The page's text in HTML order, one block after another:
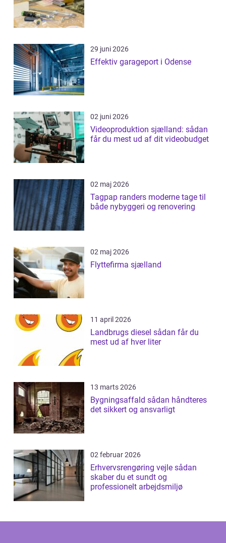
29 juni 2026
Effektiv garageport i Odense
02 juni 2026
Videoproduktion sjælland: sådan
får du mest ud af dit videobudget
02 maj 2026
Tagpap randers moderne tage til
både nybyggeri og renovering
02 maj 2026
Flyttefirma sjælland
11 april 2026
Landbrugs diesel sådan får du
mest ud af hver liter
13 marts 2026
Bygningsaffald sådan håndteres
det sikkert og ansvarligt
02 februar 2026
Erhvervsrengøring vejle sådan
skaber du et sundt og
professionelt arbejdsmiljø